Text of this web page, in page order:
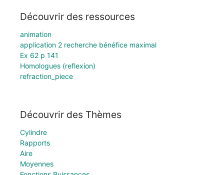
Découvrir des ressources
animation
application 2 recherche bénéfice maximal
Ex 62 p 141
Homologues (reflexion)
refraction_piece
Découvrir des Thèmes
Cylindre
Rapports
Aire
Moyennes